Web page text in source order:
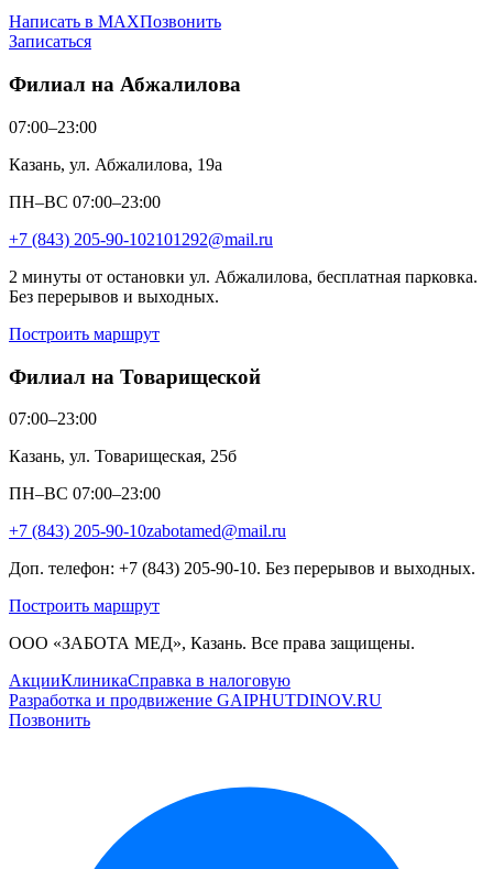
Написать в MAXПозвонить
Записаться
Филиал на Абжалилова
07:00–23:00
Казань, ул. Абжалилова, 19а
ПН–ВС 07:00–23:00
+7 (843) 205-90-102101292@mail.ru
2 минуты от остановки ул. Абжалилова, бесплатная парковка.
Без перерывов и выходных.
Построить маршрут
Филиал на Товарищеской
07:00–23:00
Казань, ул. Товарищеская, 25б
ПН–ВС 07:00–23:00
+7 (843) 205-90-10zabotamed@mail.ru
Доп. телефон: +7 (843) 205-90-10. Без перерывов и выходных.
Построить маршрут
ООО «ЗАБОТА МЕД», Казань. Все права защищены.
АкцииКлиникаСправка в налоговую
Разработка и продвижение GAIPHUTDINOV.RU
Позвонить